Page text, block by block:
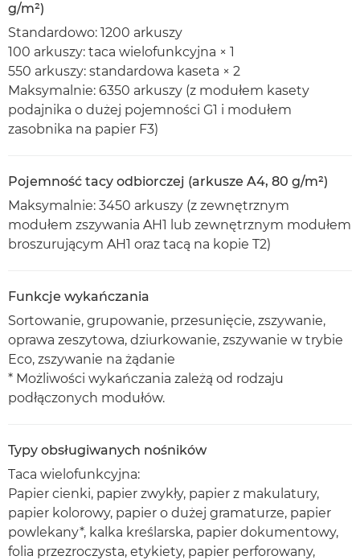
g/m²)
Standardowo: 1200 arkuszy
100 arkuszy: taca wielofunkcyjna × 1
550 arkuszy: standardowa kaseta × 2
Maksymalnie: 6350 arkuszy (z modułem kasety
podajnika o dużej pojemności G1 i modułem
zasobnika na papier F3)
Pojemność tacy odbiorczej (arkusze A4, 80 g/m²)
Maksymalnie: 3450 arkuszy (z zewnętrznym
modułem zszywania AH1 lub zewnętrznym modułem
broszurującym AH1 oraz tacą na kopie T2)
Funkcje wykańczania
Sortowanie, grupowanie, przesunięcie, zszywanie,
oprawa zeszytowa, dziurkowanie, zszywanie w trybie
Eco, zszywanie na żądanie
* Możliwości wykańczania zależą od rodzaju
podłączonych modułów.
Typy obsługiwanych nośników
Taca wielofunkcyjna:
Papier cienki, papier zwykły, papier z makulatury,
papier kolorowy, papier o dużej gramaturze, papier
powlekany*, kalka kreślarska, papier dokumentowy,
folia przezroczysta, etykiety, papier perforowany,